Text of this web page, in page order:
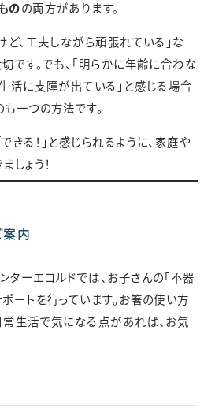
のの両方があります。
ど、工夫しながら頑張れている」な
です。でも、「明らかに年齢に合わな
活に支障が出ている」と感じる場合
一つの方法です。
きる！」と感じられるように、家庭や
しょう！
内
ーエコルドでは、お子さんの「不器
ートを行っています。お箸の使い方
常生活で気になる点があれば、お気